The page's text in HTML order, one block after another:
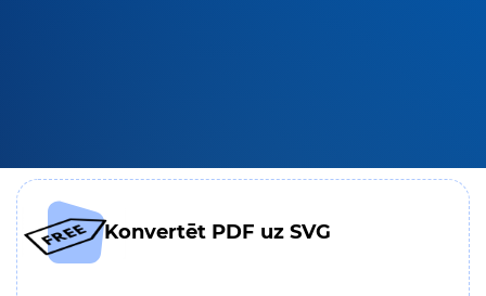
Konvertēt PDF uz SVG